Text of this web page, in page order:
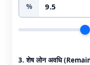
%
3. शेष लोन अवधि